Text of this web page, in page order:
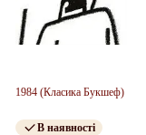
1984 (Класика Букшеф)
В наявності